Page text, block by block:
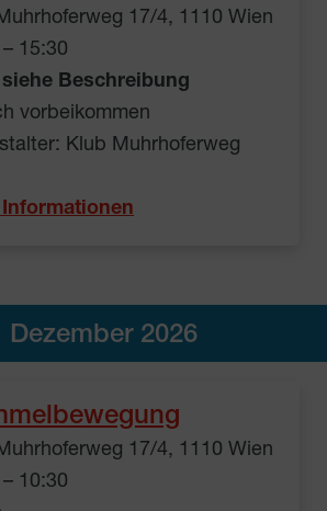
17/4, 1110 Wien
15:30
Beschreibung
vorbeikommen
Klub Muhrhoferweg
Dezember 2026
17/4, 1110 Wien
10:30